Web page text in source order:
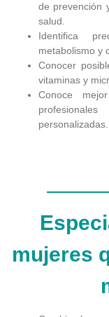
de prevención
salud.
Identifica
metabolismo y
Conocer
vitaminas y
Conoce
personalizadas.
mujeres